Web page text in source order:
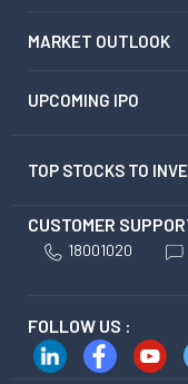
MARKET OUTLOOK
UPCOMING IPO
TOP STOCKS TO
CUSTOMER
18001020
FOLLOW US :